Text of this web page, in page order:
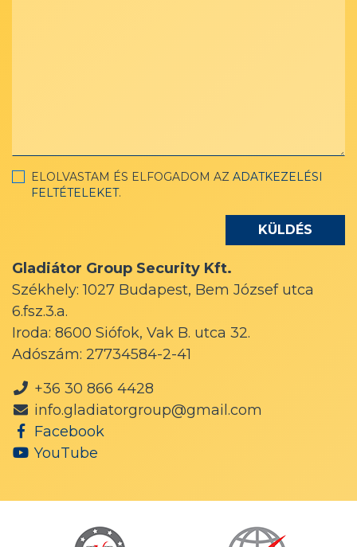
ELOLVASTAM ÉS ELFOGADOM AZ ADATKEZELÉSI
FELTÉTELEKET.
Gladiátor Group Security Kft.
Székhely: 1027 Budapest, Bem József utca
6.fsz.3.a.
Iroda: 8600 Siófok, Vak B. utca 32.
Adószám: 27734584-2-41
+36 30 866 4428
info.gladiatorgroup@gmail.com
Facebook
YouTube